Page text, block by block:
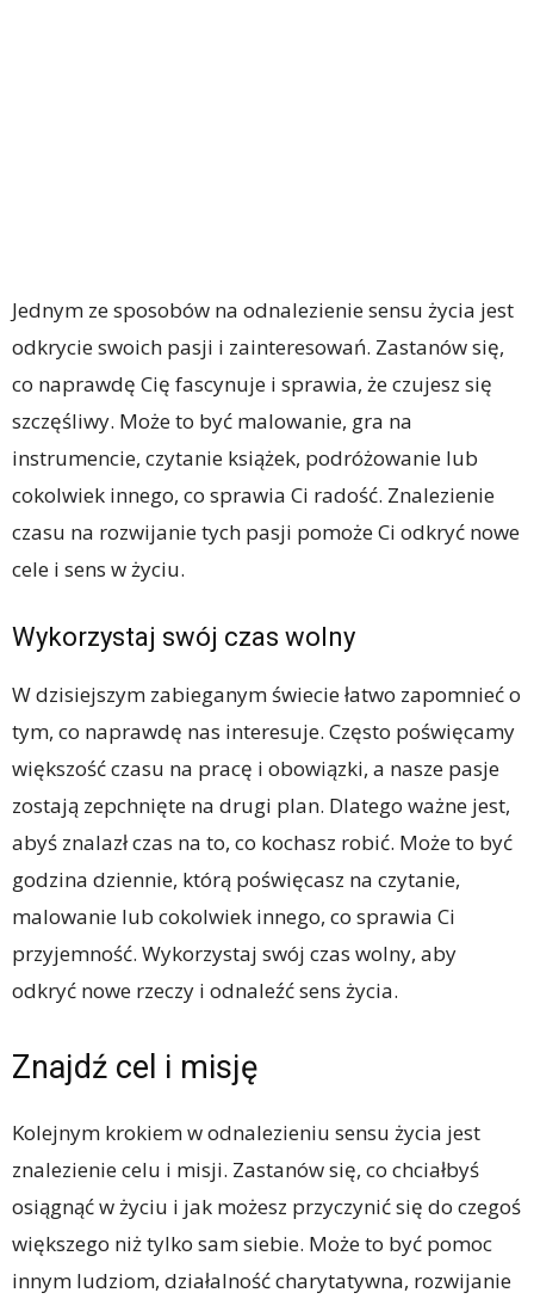
Jednym ze sposobów na odnalezienie sensu życia jest
odkrycie swoich pasji i zainteresowań. Zastanów się,
co naprawdę Cię fascynuje i sprawia, że czujesz się
szczęśliwy. Może to być malowanie, gra na
instrumencie, czytanie książek, podróżowanie lub
cokolwiek innego, co sprawia Ci radość. Znalezienie
czasu na rozwijanie tych pasji pomoże Ci odkryć nowe
cele i sens w życiu.
Wykorzystaj swój czas wolny
W dzisiejszym zabieganym świecie łatwo zapomnieć o
tym, co naprawdę nas interesuje. Często poświęcamy
większość czasu na pracę i obowiązki, a nasze pasje
zostają zepchnięte na drugi plan. Dlatego ważne jest,
abyś znalazł czas na to, co kochasz robić. Może to być
godzina dziennie, którą poświęcasz na czytanie,
malowanie lub cokolwiek innego, co sprawia Ci
przyjemność. Wykorzystaj swój czas wolny, aby
odkryć nowe rzeczy i odnaleźć sens życia.
Znajdź cel i misję
Kolejnym krokiem w odnalezieniu sensu życia jest
znalezienie celu i misji. Zastanów się, co chciałbyś
osiągnąć w życiu i jak możesz przyczynić się do czegoś
większego niż tylko sam siebie. Może to być pomoc
innym ludziom, działalność charytatywna, rozwijanie